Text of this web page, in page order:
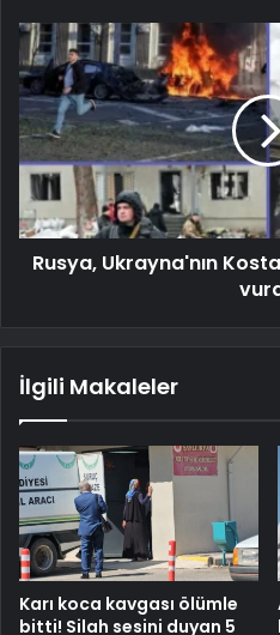
Rusya, Ukrayna'nın
İlgili Makaleler
Karı koca kavgası ölümle
bitti! Silah sesini duyan 5